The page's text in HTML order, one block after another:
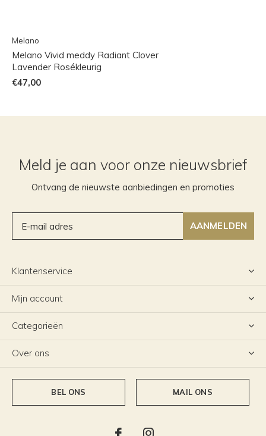
Melano
Melano Vivid meddy Radiant Clover
Lavender Rosékleurig
€47,00
Meld je aan voor onze nieuwsbrief
Ontvang de nieuwste aanbiedingen en promoties
AANMELDEN
Klantenservice
Mijn account
Categorieën
Over ons
BEL ONS MAIL ONS